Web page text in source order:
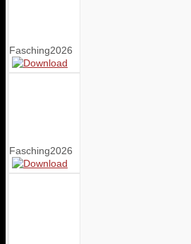
Fasching2026
Fasching2026